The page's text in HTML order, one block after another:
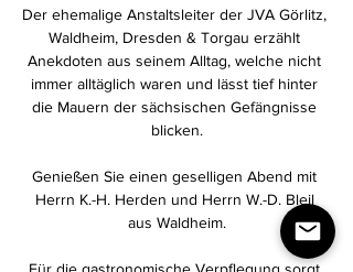
Der ehemalige Anstaltsleiter der JVA Görlitz,
Waldheim, Dresden & Torgau erzählt
Anekdoten aus seinem Alltag, welche nicht
immer alltäglich waren und lässt tief hinter
die Mauern der sächsischen Gefängnisse
blicken.
Genießen Sie einen geselligen Abend mit
Herrn K.-H. Herden und Herrn W.-D. Bleil
aus Waldheim.